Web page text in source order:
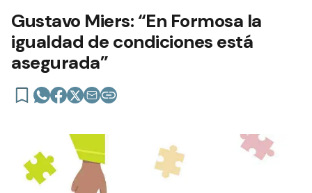
Gustavo Miers: “En Formosa la
igualdad de condiciones está
asegurada”